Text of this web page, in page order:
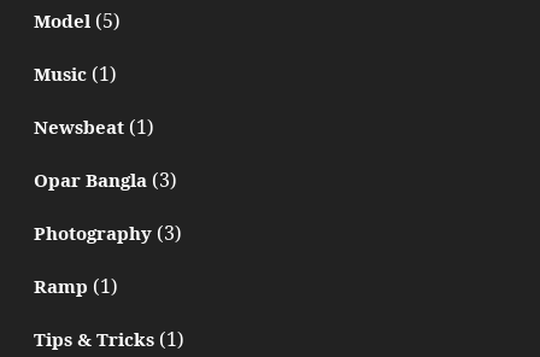
Model(5)
Music(1)
Newsbeat(1)
Opar Bangla(3)
Photography(3)
Ramp (1)
Tips & Tricks(1)